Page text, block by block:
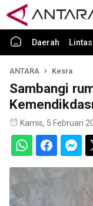
Daerah
ANTARA Kesra
Sambangi
Kamis, 5 Februari